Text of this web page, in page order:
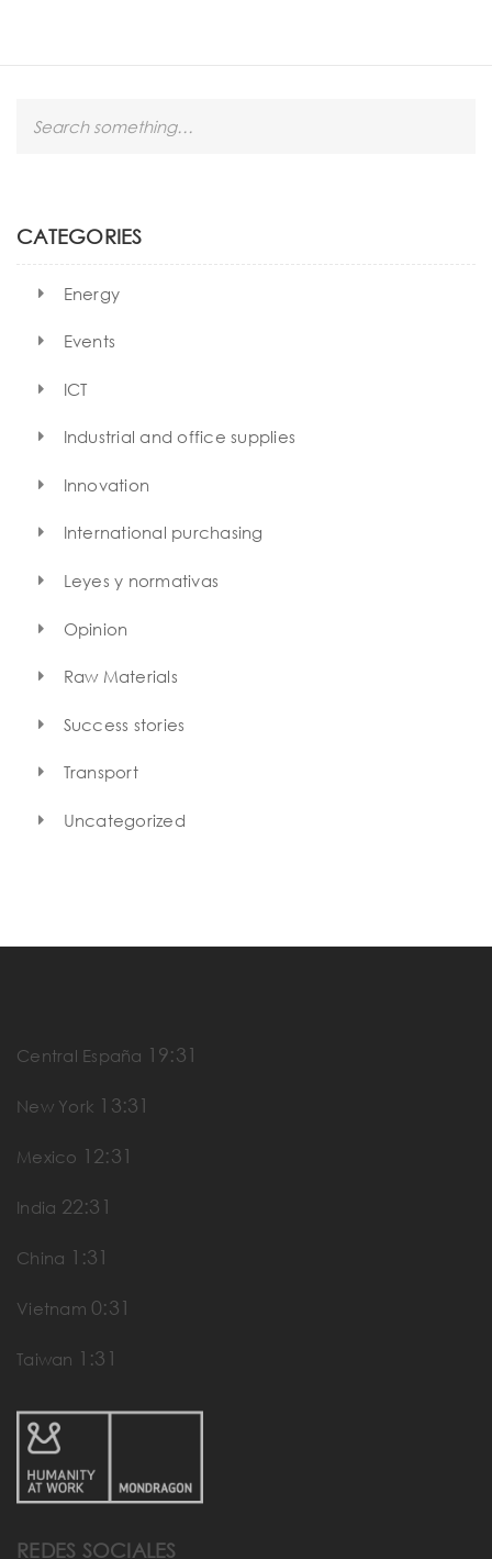
h
CATEGORIES
Energy
Events
ICT
Industrial and office supplies
Innovation
International purchasing
Leyes y normativas
Opinion
Raw Materials
Success stories
Transport
Uncategorized
Central España 19:31
New York 13:31
Mexico 12:31
India 22:31
China 1:31
Vietnam 0:31
Taiwan 1:31
REDES SOCIALES